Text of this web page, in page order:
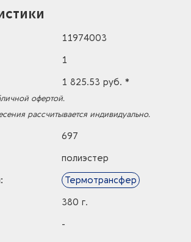
11974003
1
1 825.53 руб. *
офертой.
рассчитывается индивидуально.
697
полиэстер
Термотрансфер
380 г.
-